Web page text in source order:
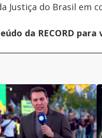
Justiça do Brasil em
da RECORD